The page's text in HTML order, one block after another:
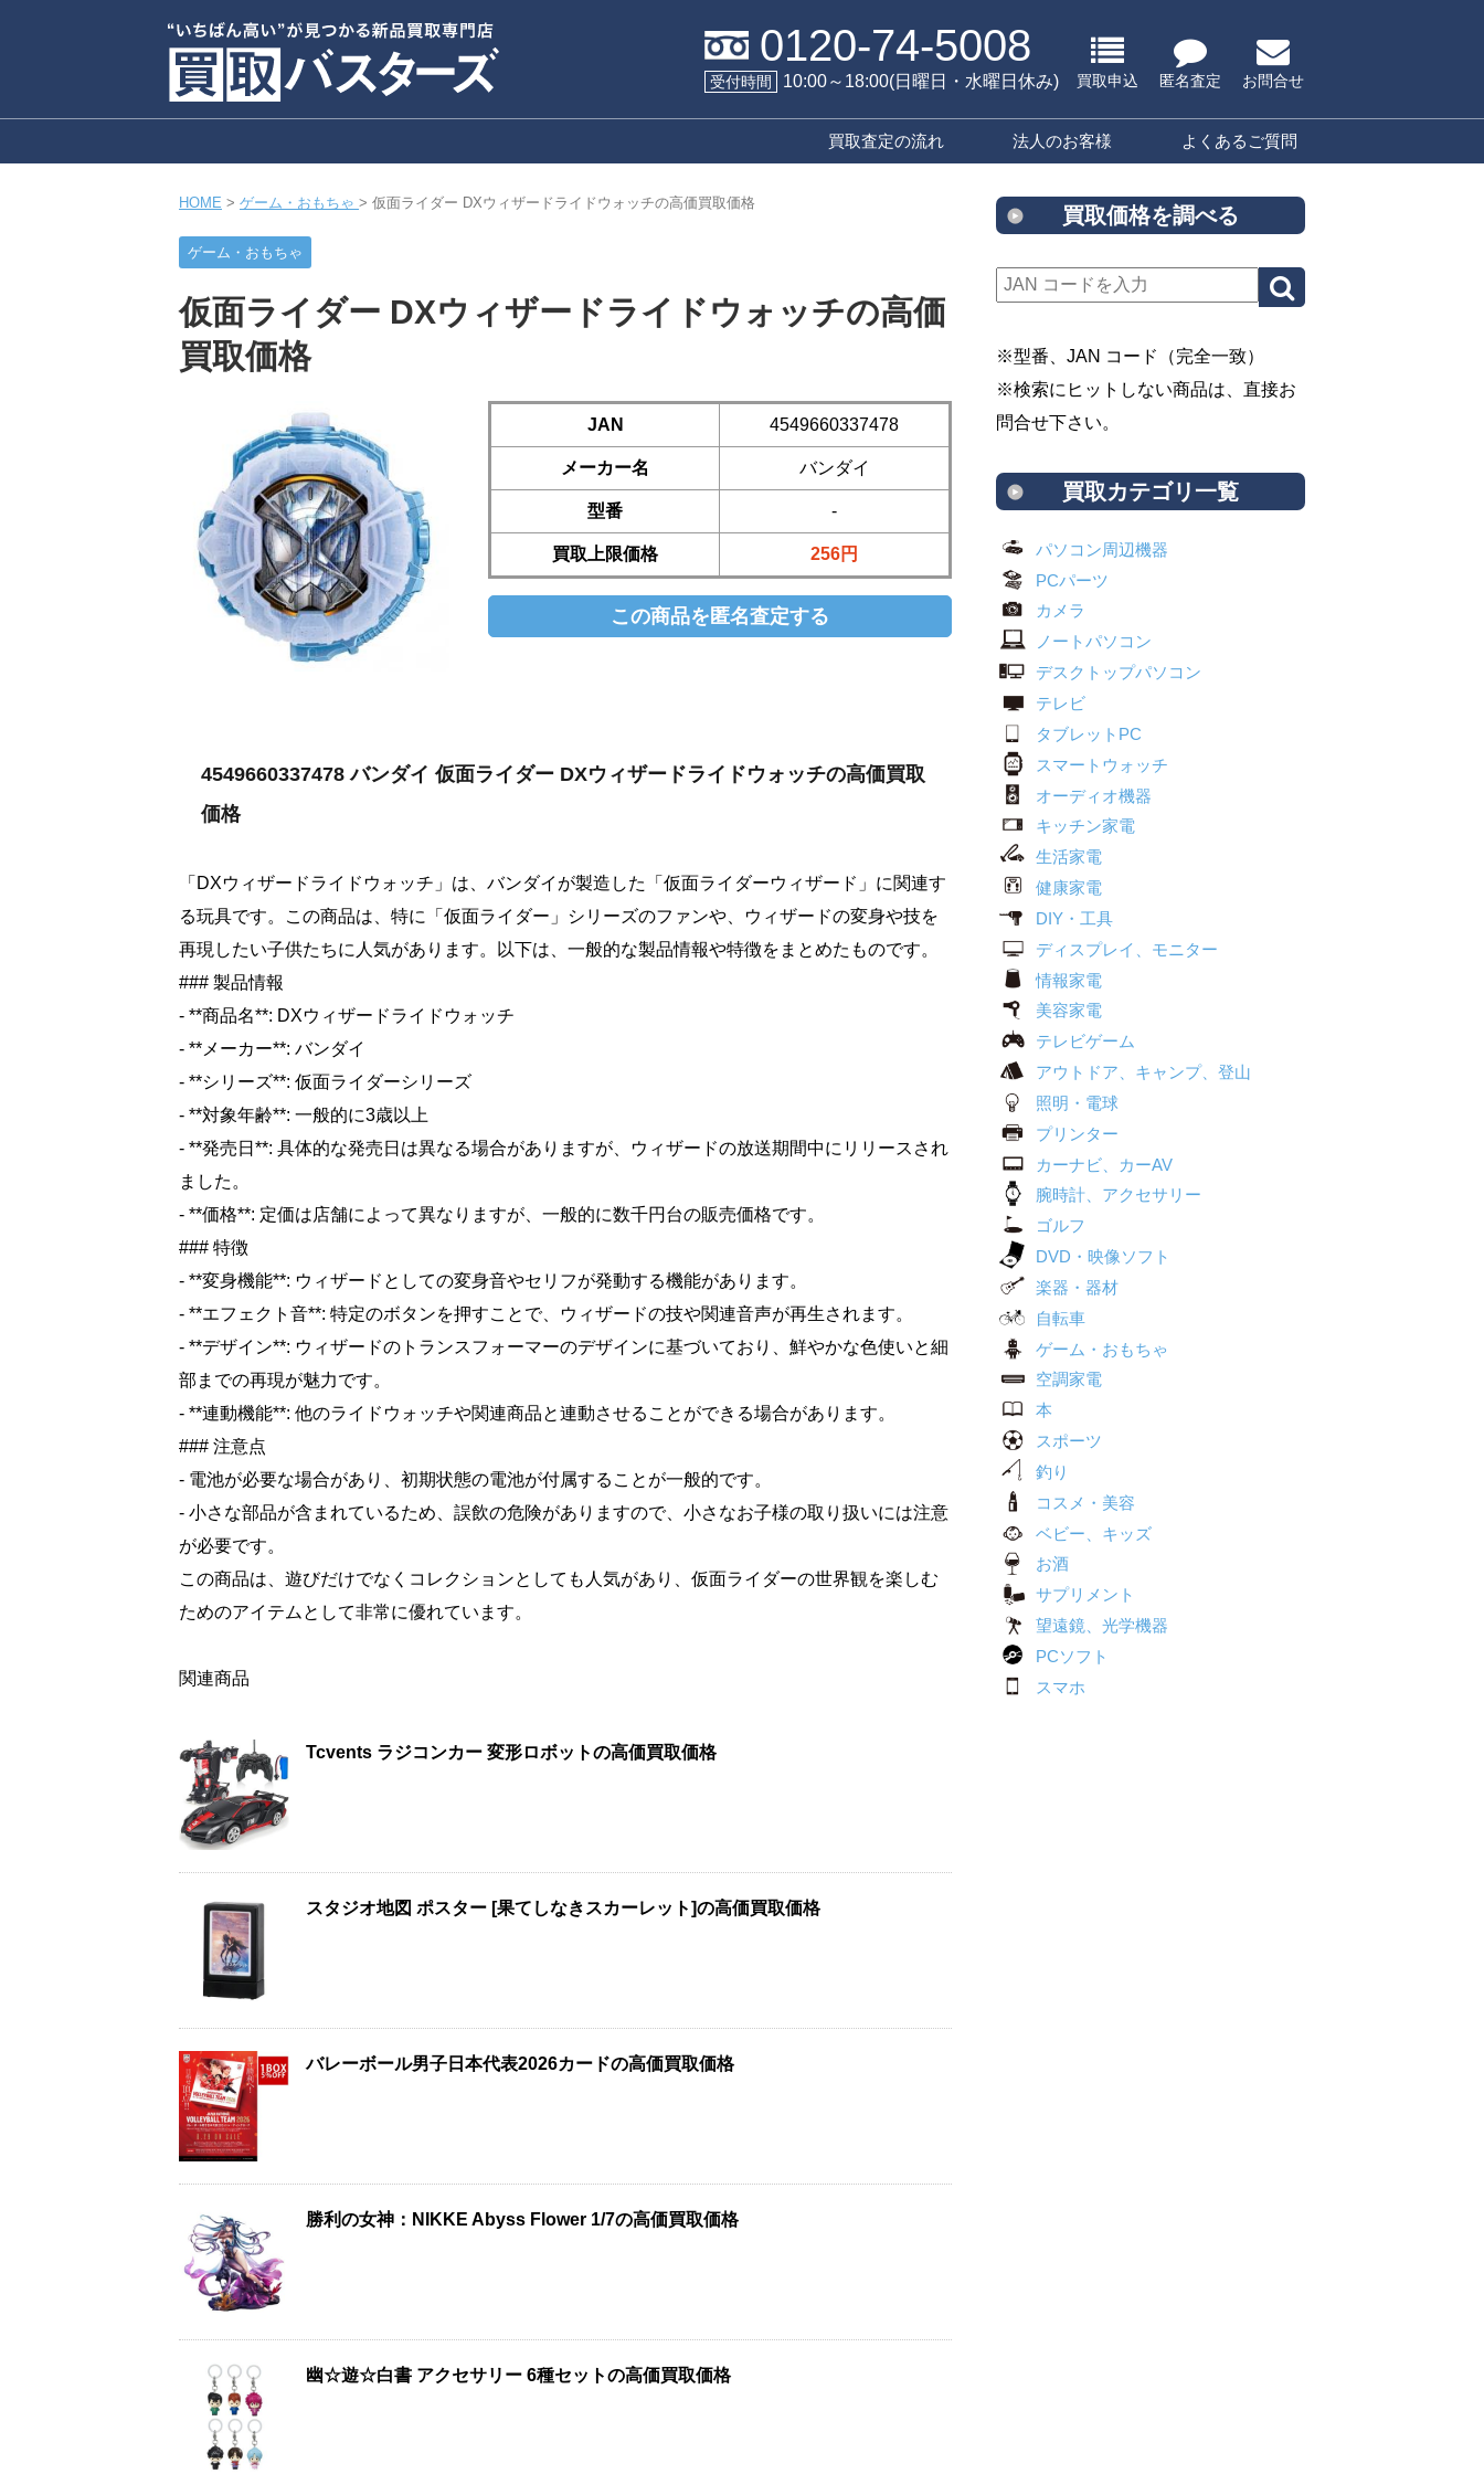
0120-74-5008
受付時間 10:00～18:00(日曜日・水曜日休み) 買取申込 匿名査定 お問合せ
買取査定の流れ 法人のお客様 よくあるご質問
HOME > ゲーム・おもちゃ > 仮面ライダー DXウィザードライドウォッチの高価買取価格
ゲーム・おもちゃ
仮面ライダー DXウィザードライドウォッチの高価
買取価格
JAN 4549660337478
メーカー名 バンダイ
型番 -
買取上限価格 256円
4549660337478 バンダイ 仮面ライダー DXウィザードライドウォッチの高価買取
価格
「DXウィザードライドウォッチ」は、バンダイが製造した「仮面ライダーウィザード」に関連す
る玩具です。この商品は、特に「仮面ライダー」シリーズのファンや、ウィザードの変身や技を
再現したい子供たちに人気があります。以下は、一般的な製品情報や特徴をまとめたものです。
### 製品情報
- **商品名**: DXウィザードライドウォッチ
- **メーカー**: バンダイ
- **シリーズ**: 仮面ライダーシリーズ
- **対象年齢**: 一般的に3歳以上
- **発売日**: 具体的な発売日は異なる場合がありますが、ウィザードの放送期間中にリリースされ
ました。
- **価格**: 定価は店舗によって異なりますが、一般的に数千円台の販売価格です。
### 特徴
- **変身機能**: ウィザードとしての変身音やセリフが発動する機能があります。
- **エフェクト音**: 特定のボタンを押すことで、ウィザードの技や関連音声が再生されます。
- **デザイン**: ウィザードのトランスフォーマーのデザインに基づいており、鮮やかな色使いと細
部までの再現が魅力です。
- **連動機能**: 他のライドウォッチや関連商品と連動させることができる場合があります。
### 注意点
- 電池が必要な場合があり、初期状態の電池が付属することが一般的です。
- 小さな部品が含まれているため、誤飲の危険がありますので、小さなお子様の取り扱いには注意
が必要です。
この商品は、遊びだけでなくコレクションとしても人気があり、仮面ライダーの世界観を楽しむ
ためのアイテムとして非常に優れています。
関連商品
Tcvents ラジコンカー 変形ロボットの高価買取価格
スタジオ地図 ポスター [果てしなきスカーレット]の高価買取価格
バレーボール男子日本代表2026カードの高価買取価格
勝利の女神：NIKKE Abyss Flower 1/7の高価買取価格
幽☆遊☆白書 アクセサリー 6種セットの高価買取価格
買取価格を調べる
※型番、JAN コード（完全一致）
※検索にヒットしない商品は、直接お
問合せ下さい。
買取カテゴリ一覧
パソコン周辺機器
PCパーツ
カメラ
ノートパソコン
デスクトップパソコン
テレビ
タブレットPC
スマートウォッチ
オーディオ機器
キッチン家電
生活家電
健康家電
DIY・工具
ディスプレイ、モニター
情報家電
美容家電
テレビゲーム
アウトドア、キャンプ、登山
照明・電球
プリンター
カーナビ、カーAV
腕時計、アクセサリー
ゴルフ
DVD・映像ソフト
楽器・器材
自転車
ゲーム・おもちゃ
空調家電
本
スポーツ
釣り
コスメ・美容
ベビー、キッズ
お酒
サプリメント
望遠鏡、光学機器
PCソフト
スマホ